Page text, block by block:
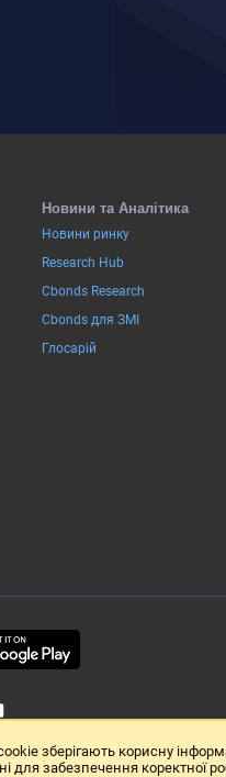
Новини та Аналітика
Новини ринку
Research Hub
Cbonds Research
Cbonds для ЗМІ
Глосарій
зберігають корисну
для забезпечення коректної